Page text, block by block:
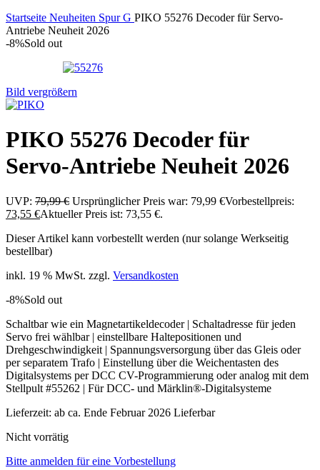
Startseite Neuheiten Spur G PIKO 55276 Decoder für Servo-
Antriebe Neuheit 2026
-8%Sold out
Bild vergrößern
PIKO 55276 Decoder für
Servo-Antriebe Neuheit 2026
UVP: 79,99€ Ursprünglicher Preis war: 79,99 €Vorbestellpreis:
73,55 €Aktueller Preis ist: 73,55 €.
Dieser Artikel kann vorbestellt werden (nur solange Werkseitig
bestellbar)
inkl. 19 % MwSt. zzgl. Versandkosten
-8%Sold out
Schaltbar wie ein Magnetartikeldecoder | Schaltadresse für jeden
Servo frei wählbar | einstellbare Haltepositionen und
Drehgeschwindigkeit | Spannungsversorgung über das Gleis oder
per separatem Trafo | Einstellung über die Weichentasten des
Digitalsystems per DCC CV-Programmierung oder analog mit dem
Stellpult #55262 | Für DCC- und Märklin®-Digitalsysteme
Lieferzeit: ab ca. Ende Februar 2026 Lieferbar
Nicht vorrätig
Bitte anmelden für eine Vorbestellung